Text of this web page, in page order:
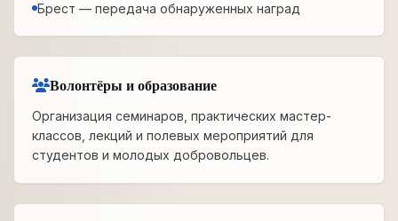
Брест — передача обнаруженных наград
Волонтёры и образование
Организация семинаров, практических мастер-
классов, лекций и полевых мероприятий для
студентов и молодых добровольцев.